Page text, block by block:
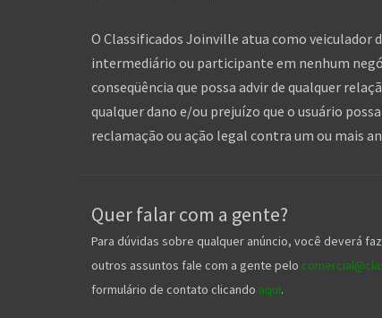
O Classificados Joinville atua como veiculador
intermediário ou participante em nenhum
conseqüência que possa advir de qualquer
qualquer dano e/ou prejuízo que o usuário
reclamação ou ação legal contra um ou mais
Quer falar com a gente?
Para dúvidas sobre qualquer anúncio, você deverá
outros assuntos fale com a gente pelo
formulário de contato clicando aqui.